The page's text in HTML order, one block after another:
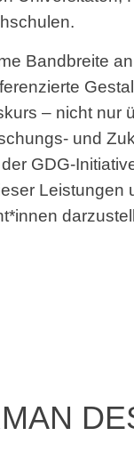
Bandbreite
– nicht nur
und
GDG-
Leistungen